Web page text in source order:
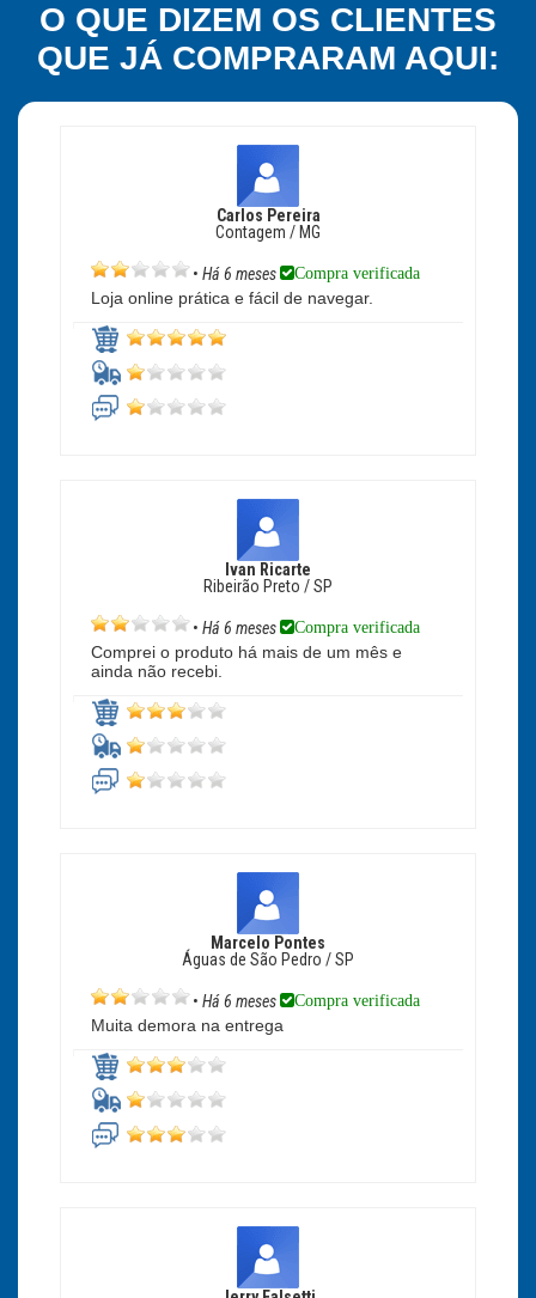
O QUE DIZEM OS CLIENTES
QUE JÁ COMPRARAM AQUI:
Carlos Pereira
Contagem / MG
• Há 6 meses Compra verificada
Loja online prática e fácil de navegar.
Ivan Ricarte
Ribeirão Preto / SP
• Há 6 meses Compra verificada
Comprei o produto há mais de um mês e
ainda não recebi.
Marcelo Pontes
Águas de São Pedro / SP
• Há 6 meses Compra verificada
Muita demora na entrega